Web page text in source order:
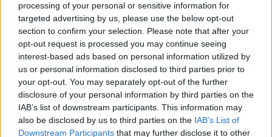
processing of your personal or sensitive information for
targeted advertising by us, please use the below opt-out
section to confirm your selection. Please note that after your
opt-out request is processed you may continue seeing
interest-based ads based on personal information utilized by
us or personal information disclosed to third parties prior to
your opt-out. You may separately opt-out of the further
disclosure of your personal information by third parties on the
IAB’s list of downstream participants. This information may
also be disclosed by us to third parties on the IAB’s List of
Downstream Participants that may further disclose it to other
Θηλασμός: Το «θαύμα» των πρώτων 1.000 ημερών – Τι
συμβαίνει στον εγκέφαλο του μωρού